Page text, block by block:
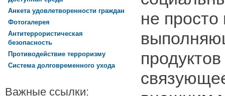
не
Анкета удовлетворенности граждан
Фотогалерея
Антитеррористическая
безопасность
Противодействие терроризму
Система долговременного ухода
Важные ссылки: